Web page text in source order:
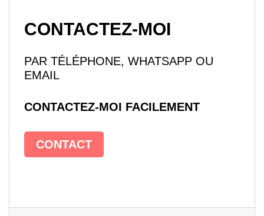
CONTACTEZ-MOI
PAR TÉLÉPHONE, WHATSAPP OU
EMAIL
CONTACTEZ-MOI FACILEMENT
CONTACT